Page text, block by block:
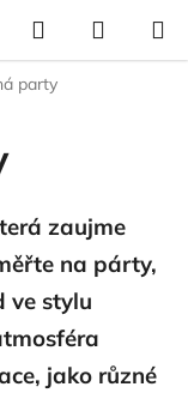
Hledat
KOŠÍK
party
zaujme
na párty,
ve stylu
jako různé